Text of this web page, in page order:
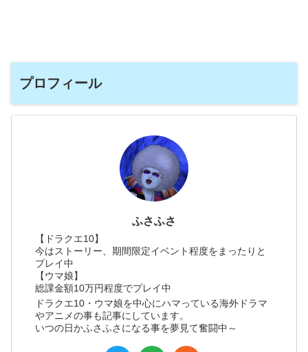
プロフィール
ふさふさ
【ドラクエ10】
今はストーリー、期間限定イベント程度をまったりと
プレイ中
【ウマ娘】
総課金額10万円程度でプレイ中
ドラクエ10・ウマ娘を中心にハマっている海外ドラマ
やアニメの事も記事にしています。
いつの日かふさふさになる事を夢見て奮闘中～